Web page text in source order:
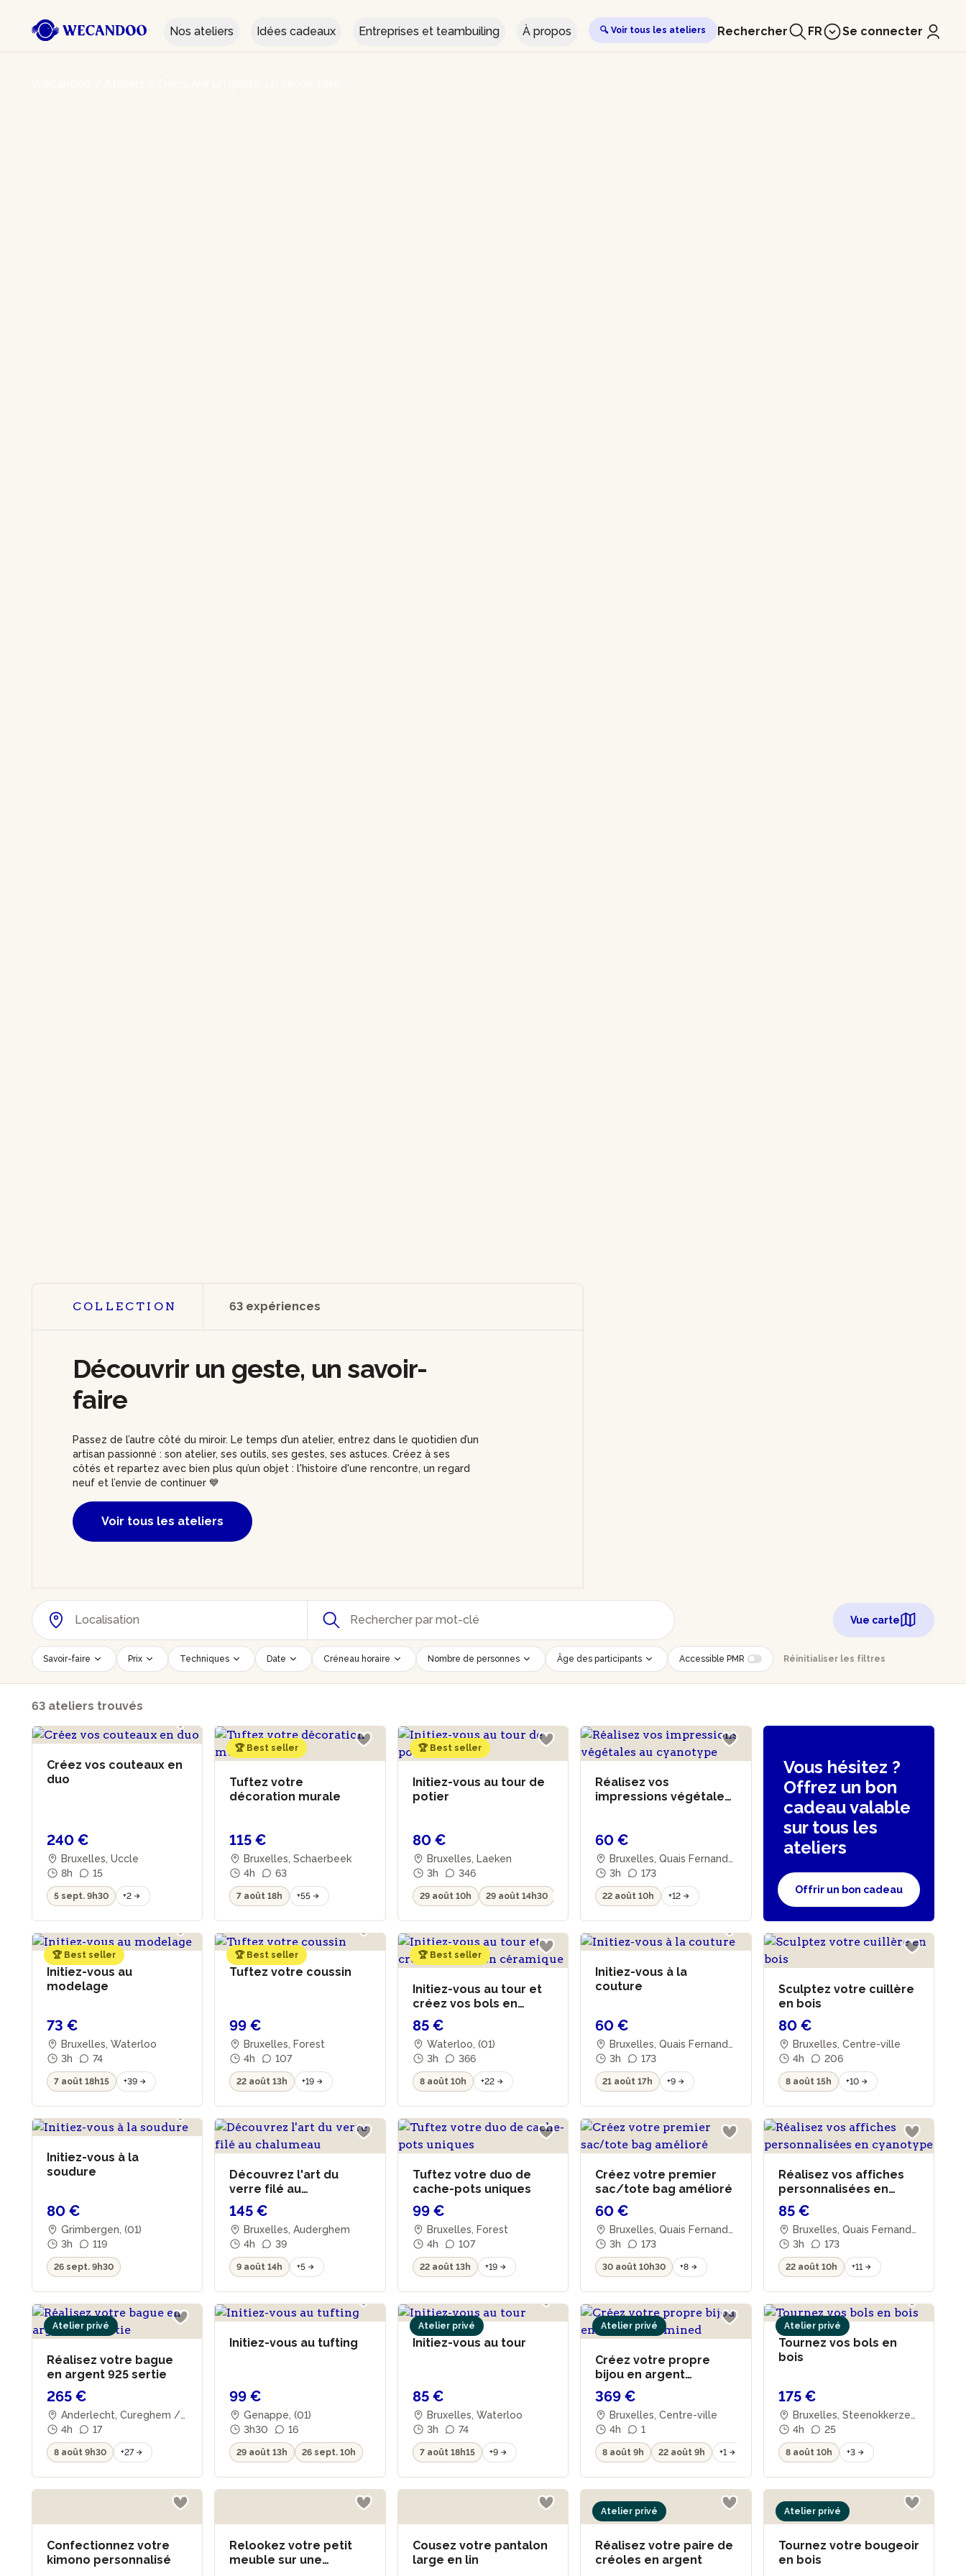
Nos ateliers Idées cadeaux Entreprises et teambuiling À propos 🔍 Voir tous les ateliers Rechercher FR Se connecter
COLLECTION 63 expériences
Découvrir un geste, un savoir-
faire
Passez de l’autre côté du miroir. Le temps d’un atelier, entrez dans le quotidien d’un
artisan passionné : son atelier, ses outils, ses gestes, ses astuces. Créez à ses
côtés et repartez avec bien plus qu’un objet : l'histoire d'une rencontre, un regard
neuf et l’envie de continuer 💙
Voir tous les ateliers
Vue carte
Savoir-faire Prix Techniques Date Créneau horaire Nombre de personnes Âge des participants Accessible PMR Réinitialiser les filtres
63 ateliers trouvés
Créez vos couteaux en
duo
240 €
Bruxelles, Uccle
8h
15
5 sept. 9h30 +2
🏆 Best seller
Tuftez votre
décoration murale
115 €
Bruxelles, Schaerbeek
4h
63
7 août 18h +55
🏆 Best seller
Initiez-vous au tour de
potier
80 €
Bruxelles, Laeken
3h
346
29 août 10h 29 août 14h30
Réalisez vos
impressions végétales
60 €
Bruxelles, Quais Fernand
Demets
3h 173
22 août 10h +12
Vous hésitez ?
Offrez un bon
cadeau valable
sur tous les
ateliers
Offrir un bon cadeau
🏆 Best seller
Initiez-vous au
modelage
73 €
Bruxelles, Waterloo
3h
74
7 août 18h15 +39
🏆 Best seller
Tuftez votre coussin
99 €
Bruxelles, Forest
4h
107
22 août 13h +19
🏆 Best seller
Initiez-vous au tour et
créez vos bols en
céramique
85 €
Waterloo, (01)
3h
366
8 août 10h +22
Initiez-vous à la
couture
60 €
Bruxelles, Quais Fernand
Demets
3h 173
21 août 17h +9
Sculptez votre cuillère
en bois
80 €
Bruxelles, Centre-ville
4h
206
8 août 15h +10
Initiez-vous à la
soudure
80 €
Grimbergen, (01)
3h
119
26 sept. 9h30
Découvrez l'art du
verre filé au
chalumeau
145 €
Bruxelles, Auderghem
4h
39
9 août 14h +5
Tuftez votre duo de
cache-pots uniques
99 €
Bruxelles, Forest
4h
107
22 août 13h +19
Créez votre premier
sac/tote bag amélioré
60 €
Bruxelles, Quais Fernand
Demets
3h 173
30 août 10h30 +8
Réalisez vos affiches
personnalisées en
cyanotype
85 €
Bruxelles, Quais Fernand
Demets
3h 173
22 août 10h +11
Atelier privé
Réalisez votre bague
en argent 925 sertie
265 €
Anderlecht, Cureghem /
Kuregem
4h 17
8 août 9h30 +27
Initiez-vous au tufting
99 €
Genappe, (01)
3h30
16
29 août 13h 26 sept. 10h
Atelier privé
Initiez-vous au tour
85 €
Bruxelles, Waterloo
3h
74
7 août 18h15 +9
Atelier privé
Créez votre propre
bijou en argent
Fairmined
369 €
Bruxelles, Centre-ville
4h
1
8 août 9h 22 août 9h +1
Atelier privé
Tournez vos bols en
bois
175 €
Bruxelles, Steenokkerzee
l
4h 25
8 août 10h +3
Confectionnez votre
kimono personnalisé
Relookez votre petit
meuble sur une
Cousez votre pantalon
large en lin
Atelier privé
Réalisez votre paire de
créoles en argent
Atelier privé
Tournez votre bougeoir
en bois